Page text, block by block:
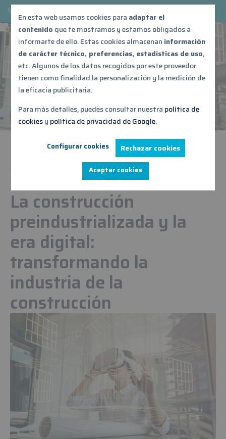
En esta web usamos cookies para adaptar el
contenido que te mostramos y estamos obligados a
informarte de ello. Estas cookies almacenan información
de carácter técnico, preferencias, estadísticas de uso,
etc. Algunos de los datos recogidos por este proveedor
tienen como finalidad la personalización y la medición de
la eficacia publicitaria.
Para más detalles, puedes consultar nuestra política de
cookiesy política de privacidad de Google.
Configurar cookies Rechazar cookies
Aceptar cookies
Noticias
La construcción preindustrializada y la era digital:
transformando la industria de la construcción
La construcción
preindustrializada y la
era digital:
transformando la
industria de la
construcción